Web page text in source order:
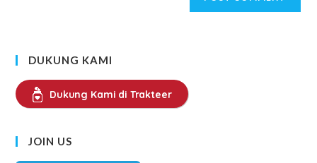
DUKUNG KAMI
Dukung Kami di Trakteer
JOIN US